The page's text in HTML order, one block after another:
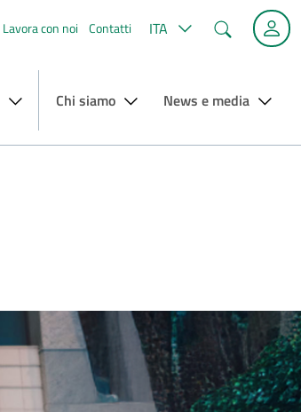
Lavora con noi Contatti ITA Cerca
Chi siamo News e media